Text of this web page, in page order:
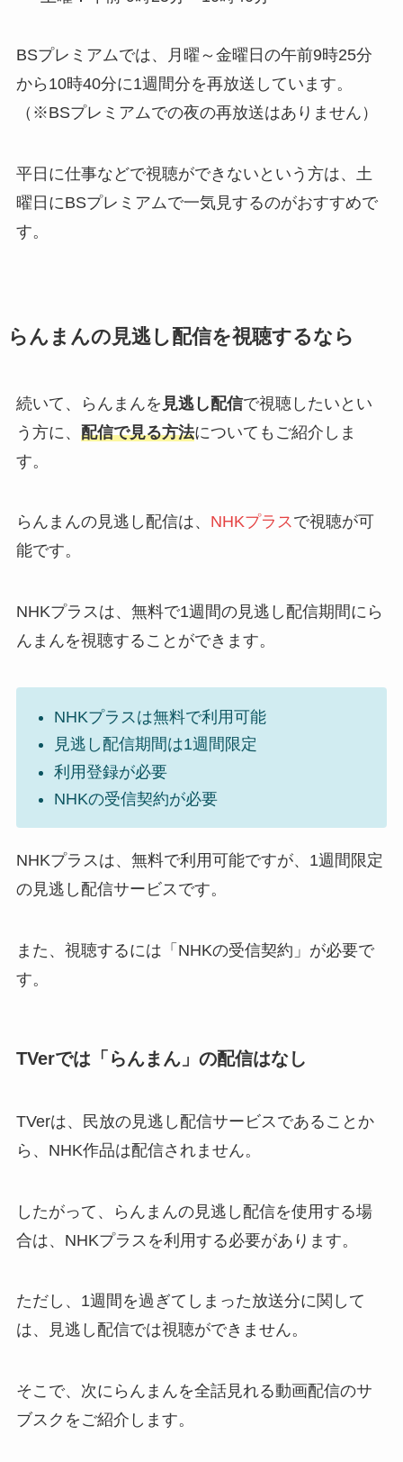
BSプレミアムでは、月曜～金曜日の午前9時25分
から10時40分に1週間分を再放送しています。
（※BSプレミアムでの夜の再放送はありません）
平日に仕事などで視聴ができないという方は、土
曜日にBSプレミアムで一気見するのがおすすめで
す。
らんまんの見逃し配信を視聴するなら
続いて、らんまんを 見逃し配信で視聴したいとい
う方に、 配信で見る方法についてもご紹介しま
す。
らんまんの見逃し配信は、 NHKプラスで視聴が可
能です。
NHKプラスは、無料で1週間の見逃し配信期間にら
んまんを視聴することができます。
NHKプラスは無料で利用可能
見逃し配信期間は1週間限定
利用登録が必要
NHKの受信契約が必要
NHKプラスは、無料で利用可能ですが、1週間限定
の見逃し配信サービスです。
また、視聴するには「NHKの受信契約」が必要で
す。
TVerでは「らんまん」の配信はなし
TVerは、民放の見逃し配信サービスであることか
ら、 NHK作品は配信されません。
したがって、らんまんの見逃し配信を使用する場
合は、NHKプラスを利用する必要があります。
ただし、1週間を過ぎてしまった放送分に関して
は、見逃し配信では視聴ができません。
そこで、次にらんまんを全話見れる動画配信のサ
ブスクをご紹介します。